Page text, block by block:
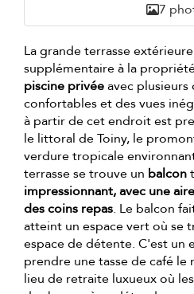
7
La grande terrasse
supplémentaire à la
piscine privéeavec plusieurs
confortables et des vues
à partir de cet endroit est
le littoral de Toiny, le
verdure tropicale
terrasse se trouve un balcon
impressionnant, avec une
des coins repas. Le balcon
atteint un espace vert où se
espace de détente. C'est un
prendre une tasse de café le
lieu de retraite luxueux où